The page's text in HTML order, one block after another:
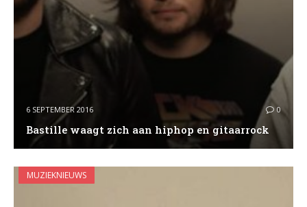
6 SEPTEMBER 2016 0
Bastille waagt zich aan hiphop en gitaarrock
MUZIEKNIEUWS